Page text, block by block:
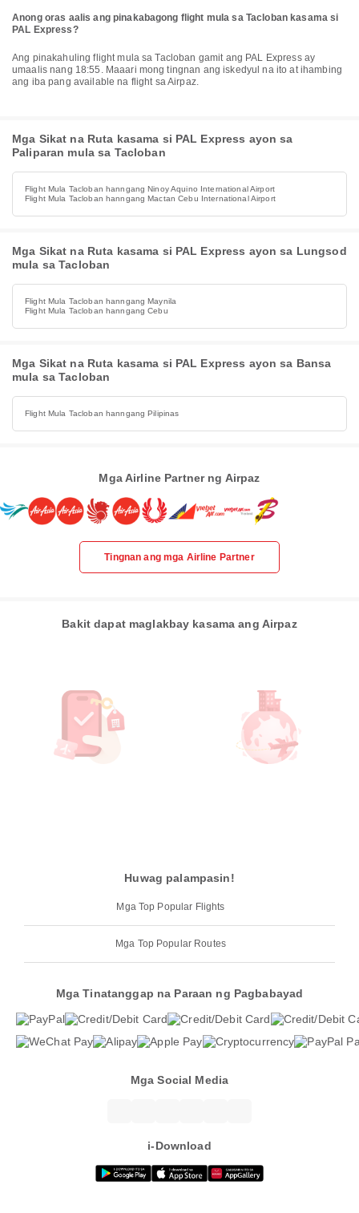
Anong oras aalis ang pinakabagong flight mula sa Tacloban kasama si
PAL Express?
Ang pinakahuling flight mula sa Tacloban gamit ang PAL Express ay
umaalis nang 18:55. Maaari mong tingnan ang iskedyul na ito at ihambing
ang iba pang available na flight sa Airpaz.
Mga Sikat na Ruta kasama si PAL Express ayon sa
Paliparan mula sa Tacloban
Flight Mula Tacloban hanngang Ninoy Aquino International Airport
Flight Mula Tacloban hanngang Mactan Cebu International Airport
Mga Sikat na Ruta kasama si PAL Express ayon sa Lungsod
mula sa Tacloban
Flight Mula Tacloban hanngang Maynila
Flight Mula Tacloban hanngang Cebu
Mga Sikat na Ruta kasama si PAL Express ayon sa Bansa
mula sa Tacloban
Flight Mula Tacloban hanngang Pilipinas
Mga Airline Partner ng Airpaz
Tingnan ang mga Airline Partner
Bakit dapat maglakbay kasama ang Airpaz
Huwag palampasin!
Mga Top Popular Flights
Mga Top Popular Routes
Mga Tinatanggap na Paraan ng Pagbabayad
Mga Social Media
i-Download